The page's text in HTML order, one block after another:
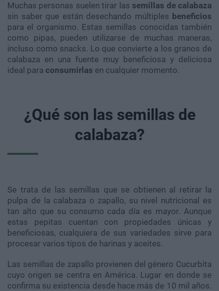
Muchas personas suelen tirar las semillas de calabaza
sin saber que están desechando múltiples beneficios
para el organismo. Estas semillas conocidas también
como pipas, pueden utilizarse de muchas maneras,
incluso como snacks. Lo que convierte a los granos de
calabaza en una fuente muy beneficiosa y deliciosa
ideal para consumirlas en cualquier momento.
¿Qué son las semillas de
calabaza?
Se trata de las semillas que se obtienen al retirar la
pulpa de la calabaza o zapallo, su nivel nutricional es
tan alto que su consumo cada día es mayor. Aunque
estas pepitas cuentan con propiedades únicas y
beneficiosas, cualquiera de sus variedades sirve para
procesar varios tipos de harinas y aceites.
Las semillas de zapallo provienen del género Cucurbita
cuyo origen se centra en América. Lugar en donde se
confirma su existencia desde hace más de 10 mil años.